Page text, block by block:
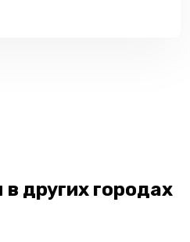
других городах